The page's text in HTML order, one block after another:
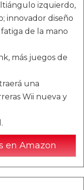
izquierdo,
innovador diseño
de la mano
más juegos de
una
Wii nueva y
en Amazon